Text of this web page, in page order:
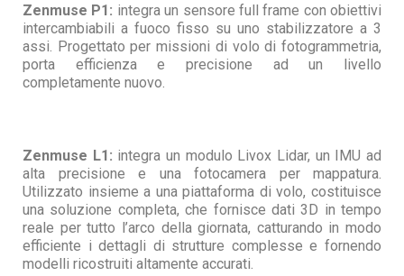
Zenmuse P1: integra un sensore full frame con obiettivi
intercambiabili a fuoco fisso su uno stabilizzatore a 3
assi. Progettato per missioni di volo di fotogrammetria,
porta efficienza e precisione ad un livello
completamente nuovo.
Zenmuse L1: integra un modulo Livox Lidar, un IMU ad
alta precisione e una fotocamera per mappatura.
Utilizzato insieme a una piattaforma di volo, costituisce
una soluzione completa, che fornisce dati 3D in tempo
reale per tutto l’arco della giornata, catturando in modo
efficiente i dettagli di strutture complesse e fornendo
modelli ricostruiti altamente accurati.